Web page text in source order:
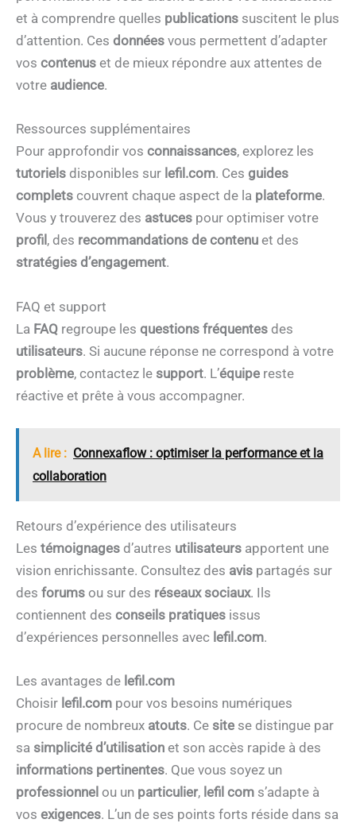
et à comprendre quelles publications suscitent le plus
d’attention. Ces données vous permettent d’adapter
vos contenus et de mieux répondre aux attentes de
votre audience.
Ressources supplémentaires
Pour approfondir vos connaissances, explorez les
tutoriels disponibles sur lefil.com. Ces guides
complets couvrent chaque aspect de la plateforme.
Vous y trouverez des astuces pour optimiser votre
profil , des recommandations de contenu et des
stratégies d’engagement.
FAQ et support
La FAQ regroupe les questions fréquentes des
utilisateurs. Si aucune réponse ne correspond à votre
problème, contactez le support. L’équipe reste
réactive et prête à vous accompagner.
A lire : Connexaflow : optimiser la performance et la
collaboration
Retours d’expérience des utilisateurs
Les témoignages d’autres utilisateurs apportent une
vision enrichissante. Consultez des avis partagés sur
des forums ou sur des réseaux sociaux. Ils
contiennent des conseils pratiques issus
d’expériences personnelles avec lefil.com.
Les avantages de lefil.com
Choisir lefil.com pour vos besoins numériques
procure de nombreux atouts. Ce site se distingue par
sa simplicité d’utilisation et son accès rapide à des
informations pertinentes. Que vous soyez un
professionnel ou un particulier, lefil com s’adapte à
vos exigences. L’un de ses points forts réside dans sa